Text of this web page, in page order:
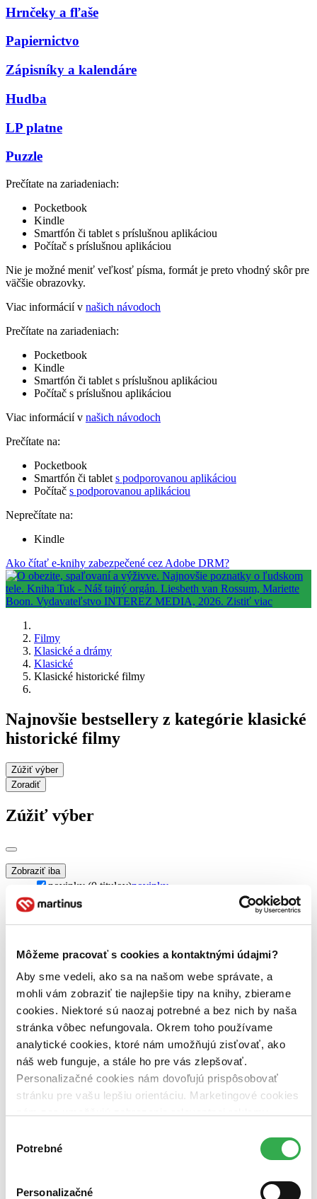
Môžeme pracovať s cookies a kontaktnými údajmi?
Aby sme vedeli, ako sa na našom webe správate, a
mohli vám zobraziť tie najlepšie tipy na knihy, zbierame
cookies. Niektoré sú naozaj potrebné a bez nich by naša
stránka vôbec nefungovala. Okrem toho používame
analytické cookies, ktoré nám umožňujú zisťovať, ako
náš web funguje, a stále ho pre vás zlepšovať.
Personalizačné cookies nám dovoľujú prispôsobovať
stránku pre vašu lepšiu orientáciu. Marketingové cookies
nám pomohlo, keby sme mohli používať všetky tieto
súhlasu
Potrebné
Personalizačné
Hrnčeky a fľaše
Papiernictvo
Zápisníky a kalendáre
Hudba
LP platne
Puzzle
Prečítate na zariadeniach:
Pocketbook
Kindle
Smartfón či tablet s príslušnou aplikáciou
Počítač s príslušnou aplikáciou
Nie je možné meniť veľkosť písma, formát je preto vhodný skôr pre
väčšie obrazovky.
Viac informácií v našich návodoch
Prečítate na zariadeniach:
Pocketbook
Kindle
Smartfón či tablet s príslušnou aplikáciou
Počítač s príslušnou aplikáciou
Viac informácií v našich návodoch
Prečítate na:
Pocketbook
Smartfón či tablet s podporovanou aplikáciou
Počítač s podporovanou aplikáciou
Neprečítate na:
Kindle
Ako čítať e-knihy zabezpečené cez Adobe DRM?
Filmy
Klasické a drámy
Klasické
Klasické historické filmy
Najnovšie bestsellery z kategórie klasické
historické filmy
Zúžiť výber
Zoradiť
Zúžiť výber
Zobraziť iba
novinky (0 titulov)novinky
zľavnené tituly (0 titulov)
Dostupnosť
predpredaj (0 titulov)predpredaj
dostupná (bez vypredaných) (0 titulov)dostupná (bez
vypredaných)
nová
čítaná (0 titulov)čítaná
čítaná - výborný stav (0 titulov)čítaná - výborný stav
čítaná - mierne opotrebovaná (0 titulov)čítaná - mierne
opotrebovaná
čítané verzie vypredaných kníh (0 titulov) čítané verzie
vypredaných kníh
Zúžiť výber